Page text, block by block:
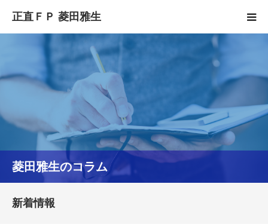
菱田雅生のコラム
新着情報
正直FPとは
YouTube
コラム